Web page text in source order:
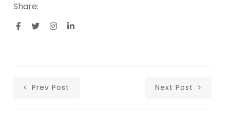
Share:
Prev Post Next Post